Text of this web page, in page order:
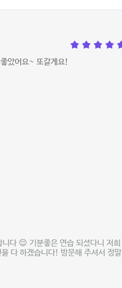
았어요~ 또갈게요!
다 😌 기분좋은 연습 되셨다니 저희
다 하겠습니다! 방문해 주셔서 정말